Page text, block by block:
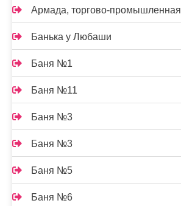
Армада, торгово-
Банька у Любаши
Баня №1
Баня №11
Баня №3
Баня №3
Баня №5
Баня №6